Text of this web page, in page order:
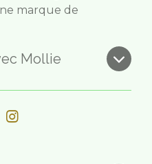
marque de
Mollie
I